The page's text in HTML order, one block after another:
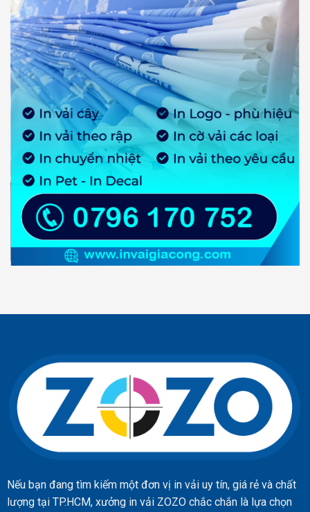
Nếu bạn đang tìm kiếm một đơn vị in vải uy tín, giá rẻ và chất
lượng tại TP.HCM, xưởng in vải ZOZO chắc chắn là lựa chọn